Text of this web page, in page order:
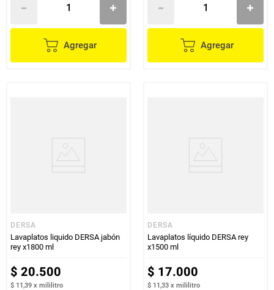
Agregar Agregar
DERSA
Lavaplatos liquido DERSA jabón
rey x1800 ml
$ 20.500
$ 11,39 x mililitro
DERSA
Lavaplatos líquido DERSA rey
x1500 ml
$ 17.000
$ 11,33 x mililitro